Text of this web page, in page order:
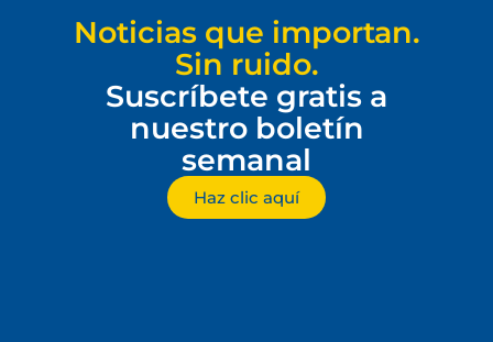
Noticias que importan.
Sin ruido.
Suscríbete gratis a
nuestro boletín
semanal
Haz clic aquí